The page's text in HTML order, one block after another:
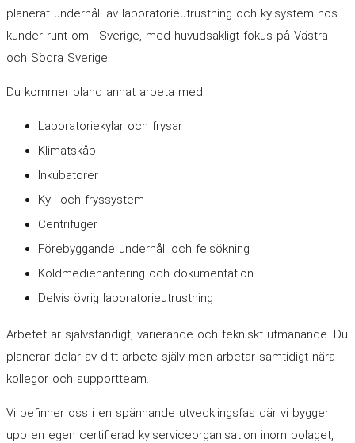
planerat underhåll av laboratorieutrustning och kylsystem hos
kunder runt om i Sverige, med huvudsakligt fokus på Västra
och Södra Sverige.
Du kommer bland annat arbeta med:
Laboratoriekylar och frysar
Klimatskåp
Inkubatorer
Kyl- och fryssystem
Centrifuger
Förebyggande underhåll och felsökning
Köldmediehantering och dokumentation
Delvis övrig laboratorieutrustning
Arbetet är självständigt, varierande och tekniskt utmanande. Du
planerar delar av ditt arbete själv men arbetar samtidigt nära
kollegor och supportteam.
Vi befinner oss i en spännande utvecklingsfas där vi bygger
upp en egen certifierad kylserviceorganisation inom bolaget,